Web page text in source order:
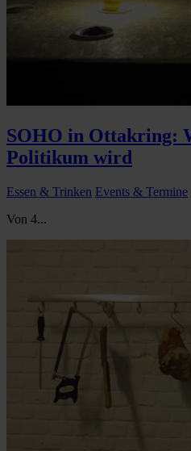
SOHO in Ottakring:
Politikum wird
Essen & Trinken Events & Termine
Von 4...